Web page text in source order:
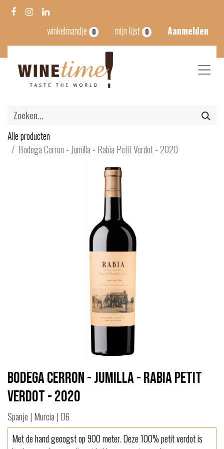
winkelmandje 0 mijn lijst 0 Aanmelden
Alle producten
Bodega Cerron - Jumilla - Rabia Petit Verdot - 2020
Bodega Cerron - Jumilla - Rabia Petit
Verdot - 2020
Spanje | Murcia | D6
Met de hand geoogst op 900 meter. Deze 100% petit verdot is